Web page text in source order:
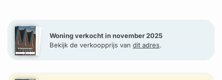
Woning verkocht in november 2025
Bekijk de verkoopprijs van dit adres.